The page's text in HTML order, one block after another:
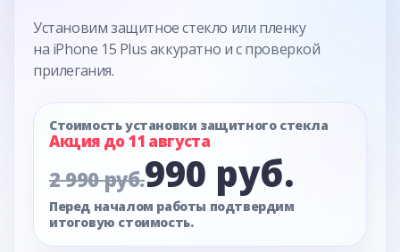
Установим защитное стекло или пленку
на iPhone 15 Plus аккуратно и с проверкой
прилегания.
Стоимость установки защитного стекла
Акция до 11 августа
2 990 руб.990 руб.
Перед началом работы подтвердим
итоговую стоимость.